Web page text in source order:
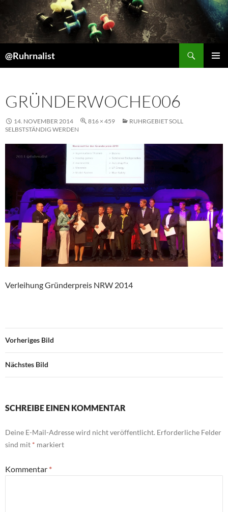
@Ruhrnalist
GRÜNDERWOCHE006
14. NOVEMBER 2014 816 × 459
RUHRGEBIET SOLL
SELBSTSTÄNDIG WERDEN
Verleihung Gründerpreis NRW 2014
Vorheriges Bild
Nächstes Bild
SCHREIBE EINEN KOMMENTAR
Deine E-Mail-Adresse wird nicht veröffentlicht. Erforderliche Felder
sind mit * markiert
Kommentar *